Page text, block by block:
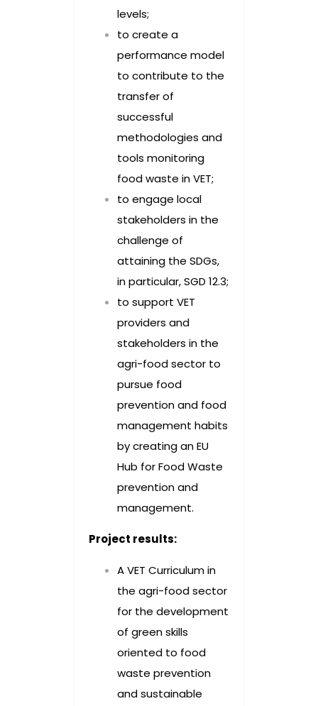
levels;
to create a
performance model
to contribute to the
transfer of
successful
methodologies and
tools monitoring
food waste in VET;
to engage local
stakeholders in the
challenge of
attaining the SDGs,
in particular, SGD 12.3;
to support VET
providers and
stakeholders in the
agri-food sector to
pursue food
prevention and food
management habits
by creating an EU
Hub for Food Waste
prevention and
management.
Project results:
A VET Curriculum in
the agri-food sector
for the development
of green skills
oriented to food
waste prevention
and sustainable